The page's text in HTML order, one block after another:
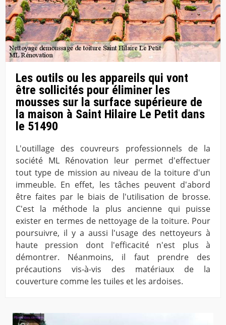
Les outils ou les appareils qui vont
être sollicités pour éliminer les
mousses sur la surface supérieure de
la maison à Saint Hilaire Le Petit dans
le 51490
L'outillage des couvreurs professionnels de la
société ML Rénovation leur permet d'effectuer
tout type de mission au niveau de la toiture d'un
immeuble. En effet, les tâches peuvent d'abord
être faites par le biais de l'utilisation de brosse.
C'est la méthode la plus ancienne qui puisse
exister en termes de nettoyage de la toiture. Pour
poursuivre, il y a aussi l'usage des nettoyeurs à
haute pression dont l'efficacité n'est plus à
démontrer. Néanmoins, il faut prendre des
précautions vis-à-vis des matériaux de la
couverture comme les tuiles et les ardoises.